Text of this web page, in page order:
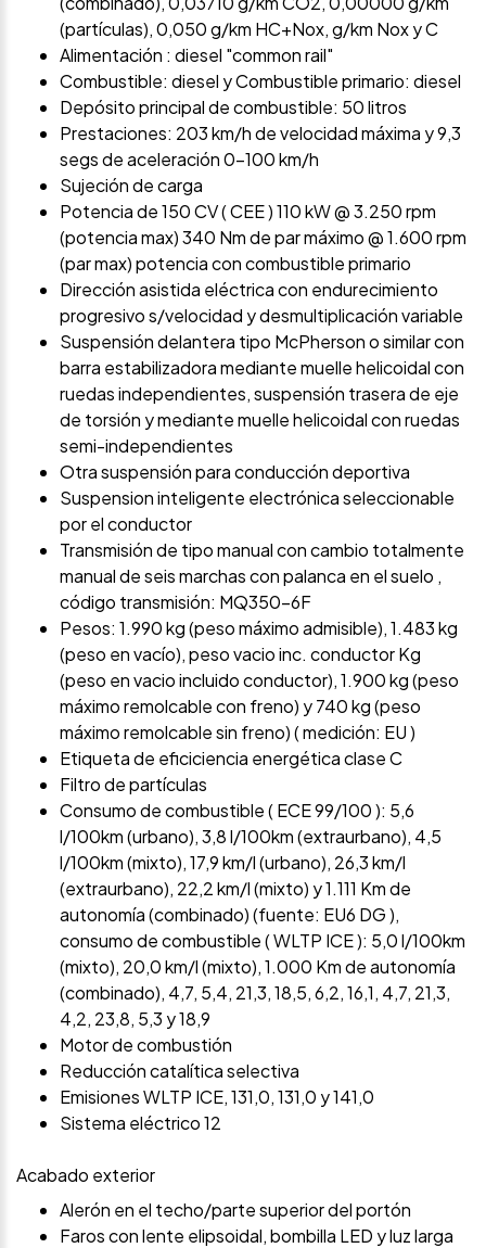
(partículas), 0,050 g/km HC+Nox, g/km Nox y C
Alimentación : diesel "common rail"
Combustible: diesel y Combustible primario: diesel
Depósito principal de combustible: 50 litros
Prestaciones: 203 km/h de velocidad máxima y 9,3
segs de aceleración 0-100 km/h
Sujeción de carga
Potencia de 150 CV ( CEE ) 110 kW @ 3.250 rpm
(potencia max) 340 Nm de par máximo @ 1.600 rpm
(par max) potencia con combustible primario
Dirección asistida eléctrica con endurecimiento
progresivo s/velocidad y desmultiplicación variable
Suspensión delantera tipo McPherson o similar con
barra estabilizadora mediante muelle helicoidal con
ruedas independientes, suspensión trasera de eje
de torsión y mediante muelle helicoidal con ruedas
semi-independientes
Otra suspensión para conducción deportiva
Suspension inteligente electrónica seleccionable
por el conductor
Transmisión de tipo manual con cambio totalmente
manual de seis marchas con palanca en el suelo ,
código transmisión: MQ350-6F
Pesos: 1.990 kg (peso máximo admisible), 1.483 kg
(peso en vacío), peso vacio inc. conductor Kg
(peso en vacio incluido conductor), 1.900 kg (peso
máximo remolcable con freno) y 740 kg (peso
máximo remolcable sin freno) ( medición: EU )
Etiqueta de eficiciencia energética clase C
Filtro de partículas
Consumo de combustible ( ECE 99/100 ): 5,6
l/100km (urbano), 3,8 l/100km (extraurbano), 4,5
l/100km (mixto), 17,9 km/l (urbano), 26,3 km/l
(extraurbano), 22,2 km/l (mixto) y 1.111 Km de
autonomía (combinado) (fuente: EU6 DG ),
consumo de combustible ( WLTP ICE ): 5,0 l/100km
(mixto), 20,0 km/l (mixto), 1.000 Km de autonomía
(combinado), 4,7, 5,4, 21,3, 18,5, 6,2, 16,1, 4,7, 21,3,
4,2, 23,8, 5,3 y 18,9
Motor de combustión
Reducción catalítica selectiva
Emisiones WLTP ICE, 131,0, 131,0 y 141,0
Sistema eléctrico 12
Acabado exterior
Alerón en el techo/parte superior del portón
Faros con lente elipsoidal, bombilla LED y luz larga